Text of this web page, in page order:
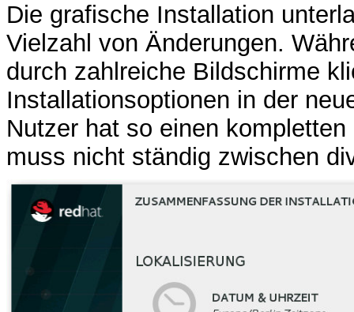
Die grafische Installation
Vielzahl von Änderungen.
durch zahlreiche Bildschirme
Installationsoptionen in der
Nutzer hat so einen
muss nicht ständig zwischen